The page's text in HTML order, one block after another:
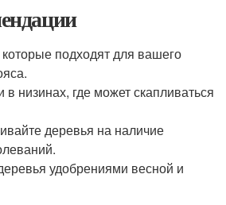
подходят для вашего
в низинах, где может скапливаться
деревья на наличие
удобрениями весной и